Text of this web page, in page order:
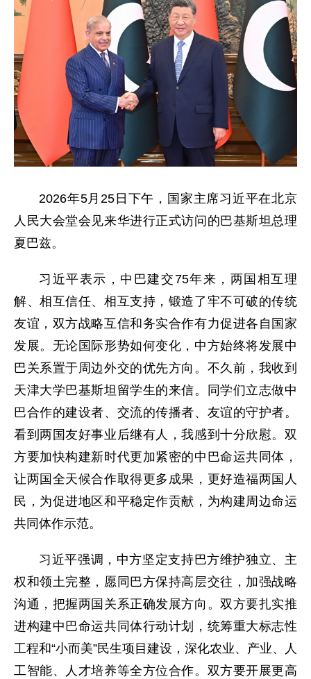
2026年5月25日下午，国家主席习近平在北京
人民大会堂会见来华进行正式访问的巴基斯坦总理
夏巴兹。
习近平表示，中巴建交75年来，两国相互理
解、相互信任、相互支持，锻造了牢不可破的传统
友谊，双方战略互信和务实合作有力促进各自国家
发展。无论国际形势如何变化，中方始终将发展中
巴关系置于周边外交的优先方向。不久前，我收到
天津大学巴基斯坦留学生的来信。同学们立志做中
巴合作的建设者、交流的传播者、友谊的守护者。
看到两国友好事业后继有人，我感到十分欣慰。双
方要加快构建新时代更加紧密的中巴命运共同体，
让两国全天候合作取得更多成果，更好造福两国人
民，为促进地区和平稳定作贡献，为构建周边命运
共同体作示范。
习近平强调，中方坚定支持巴方维护独立、主
权和领土完整，愿同巴方保持高层交往，加强战略
沟通，把握两国关系正确发展方向。双方要扎实推
进构建中巴命运共同体行动计划，统筹重大标志性
工程和“小而美”民生项目建设，深化农业、产业、人
工智能、人才培养等全方位合作。双方要开展更高